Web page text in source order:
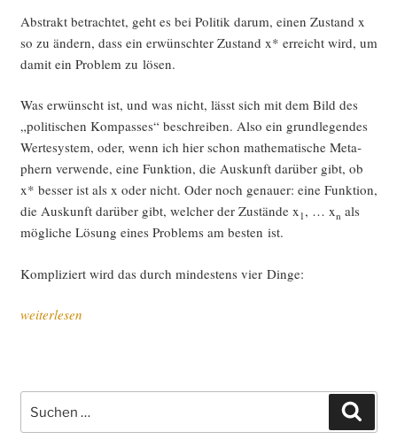
Abs­trakt betrach­tet, geht es bei Poli­tik dar­um, einen Zustand x
so zu ändern, dass ein erwünsch­ter Zustand x* erreicht wird, um
damit ein Pro­blem zu lösen.
Was erwünscht ist, und was nicht, lässt sich mit dem Bild des
„poli­ti­schen Kom­pas­ses“ beschrei­ben. Also ein grund­le­gen­des
Wer­te­sys­tem, oder, wenn ich hier schon mathe­ma­ti­sche Meta­
phern ver­wen­de, eine Funk­ti­on, die Aus­kunft dar­über gibt, ob
x* bes­ser ist als x oder nicht. Oder noch genau­er: eine Funk­ti­on,
die Aus­kunft dar­über gibt, wel­cher der Zustän­de x1 , … xn als
mög­li­che Lösung eines Pro­blems am bes­ten ist.
Kom­pli­ziert wird das durch min­des­tens vier Dinge:
„Uto­
li­
tik
weiterlesen
nach: